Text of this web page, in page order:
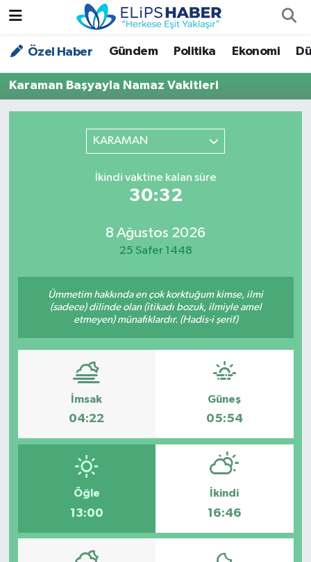
Özel Haber Gündem Politika Ekonomi
Karaman Başyayla Namaz Vakitleri
KARAMAN
İkindi vaktine kalan süre
30:32
8 Ağustos 2026
25 Safer 1448
Ümmetim hakkında en çok korktuğum kimse, ilmi
(sadece) dilinde olan (itikadı bozuk, ilmiyle amel
etmeyen) münafıklardır. (Hadis-i şerif)
İmsak
04:22
Güneş
05:54
Öğle
13:00
İkindi
16:46
Özel Haber
Akademi
Magazin
Politika
Yaşam
Çalışma Hayatı
Kadın
Nöbetçi Eczaneler
Hava Durumu
Son Dakika Haberleri